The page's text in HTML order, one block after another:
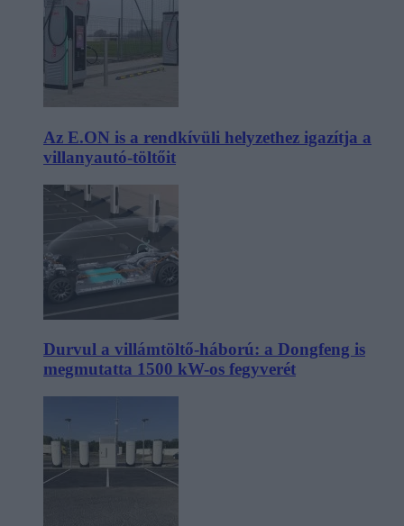
Az E.ON is a rendkívüli helyzethez igazítja a
villanyautó-töltőit
Durvul a villámtöltő-háború: a Dongfeng is
megmutatta 1500 kW-os fegyverét